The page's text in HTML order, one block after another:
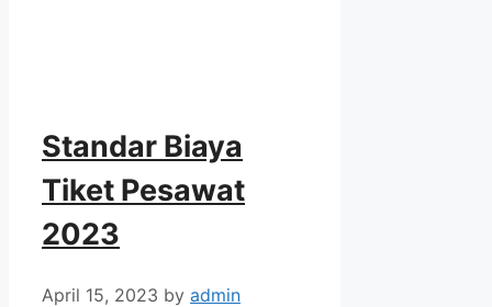
Standar Biaya
Tiket Pesawat
2023
April 15, 2023 by admin